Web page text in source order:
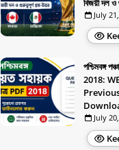
বিজয়ী দল
July
পশ্চিমবঙ্গ
2018:
July